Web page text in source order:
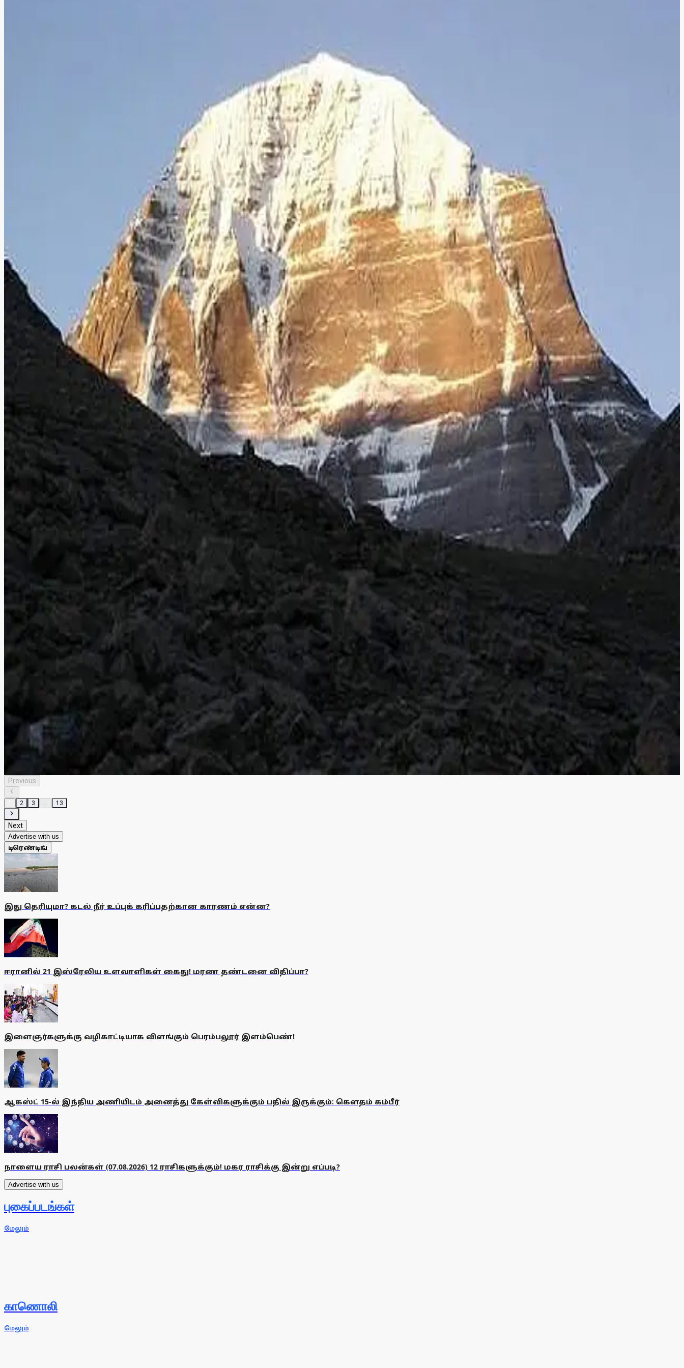
தினமணி இணையதளம் நடத்திய ‘உலக சுற்றுலா தினப்போட்டி’ யில் முதலிடம் பெற்ற வாசகர் முருகானந்தம் சுப்ரமண்யத்தின் சுற்றுலா அனுபவக்கட்டுரை.
தினமணி பொங்கலோ பொங்கல் கலர்ஃபுல் ரங்கோலி போட்டி இறுதிச் சுற்று வெற்றியாளர்கள்!
தினமணி, ஐநாக்ஸ் திரையரங்குடன் இணைந்து நடத்திய ‘பொங்கலோ பொங்கல்’ ரங்கோலி போட்டியின் இறுதிச் சுற்று வெற்றியாளர்கள் லிஸ்ட்...
‘சென்னையின் சமையல் ராணி’ போட்டியாளர்களுக்கு ஒரு முக்கியமான நினைவூட்டல்!
தினமணி இணையதளம் ஃபுடிக்ஸ், கோ ஆப்டெக்ஸ், ப்ரீத்தி, டப்பர் வேர் மற்றும் சிலருடன் இணைந்து நடத்தும் சென்னையின் சமையல் ராணி போட்டியில் கலந்து கொள்ளவிருக்கும் வாசகர்களுக்கு ஒரு
வீராச்சாமியின் விபரீத நிமிடங்கள் (திகில் அனுபவம் - வாககர் கடிதக் கட்டுரை)
தஞ்சாவூர் மாவட்டத்துச் சிறு கிராமத்தில் பிறந்தவரான வீராச்சாமிக்கு அம்மா, அப்பா இல்லை, எல்லாமும் அக்கா... அக்கம்மாவும், அத்தானும் தான்.
Advertise with us
குடியரசு தினவிழா ஏன் கொண்டாடுகிறோம்? வாசகர்களே ஜனவரி மாத காணொளி போட்டிக்கு நீங்க ரெடியா!
நமது சுதந்திர தினவிழாவைக் காட்டிலும் நாம் கூடுதல் சிறப்புடன் கொண்டாடித் தீர்க்க வேண்டியது நமது குடியரசு தினவிழாவைத்தான். ஏன் தெரியுமா?
தினமணி.காம் உலக சுற்றுலா தினப்போட்டியில் வெற்றி பெற்றவர்களுக்கான பரிசளிப்பு நிகழ்வு!
இது கட்டுரையாயிற்றே... அதிலும் தாங்கள் சென்று வந்த சுற்றுலாக்களைப் பற்றி வாசிப்பவர்கள் அனைவரும் ஈர்க்கப்பட்டு அவர்களுக்குள்ளும் சுற்றுலா செல்லும் ஆர்வத்தைத் தூண்டும்படியாகவும்... வாசிக்கத்
திலகா சுந்தரின் மெக்ஸிகோ டூர்... பீதியில் உறைய வைக்கும் ‘கோபா’ மாயன் கோவில் அனுபவங்கள்!
“அப்போகிலிப்டா” (Apoclypta) என்கிற மெல் கிப்ஸனின்ஆங்கிலப் படத்தில் இந்த காட்சிகள் சிறப்பாக காட்டப் பட்டிருக்கும். திகிலும், பிரம்மையும் கலந்த இனம்புரியாத உணர்வுகள் எங்களுக்குள்ளே போட்டி
உலக சுற்றுலா தினப்போட்டியில் 5 ஆம் பரிசு பெற்ற வாசகி மீனாள் தேவராஜனின் சுற்றுலா அனுபவங்கள்!
அடுத்து காதலைப் போற்றும் பிரான்ஸ் நாட்டில் கவின் மிகு நிதிகளில் படகுச் சுற்றுலா மேற்கொண்டோம். இங்குள்ள நதிகள் அதிக ஆர்பாட்டமில்லாது செல்வது போல் தோன்றியது. அதனால் படகுப் பயணங்களும்
சுகமாக இருந்தன.
உலக சுற்றுலாப் போட்டியில் 4 ஆம் பரிசு பெற்ற லண்டன் சுற்றுலா அனுபவக் கட்டுரை!
இப்படியே லண்டன் பெருமை பேசிகொண்டே இருந்தால் அங்கு அனாச்சாரம் என்பதே இல்லையா என்று நீங்கள் கேட்பது என் காதில் கேட்கிறது...
Previous
2 3 ... 13
Next
Advertise with us
டிரெண்டிங்
இது தெரியுமா? கடல் நீர் உப்புக் கரிப்பதற்கான காரணம் என்ன?
ஈரானில் 21 இஸ்ரேலிய உளவாளிகள் கைது! மரண தண்டனை விதிப்பா?
இளைஞர்களுக்கு வழிகாட்டியாக விளங்கும் பெரம்பலூர் இளம்பெண்!
ஆகஸ்ட் 15-ல் இந்திய அணியிடம் அனைத்து கேள்விகளுக்கும் பதில் இருக்கும்: கௌதம் கம்பீர்
நாளைய ராசி பலன்கள் (07.08.2026) 12 ராசிகளுக்கும்! மகர ராசிக்கு இன்று எப்படி?
Advertise with us
புகைப்படங்கள்
மேலும்
காணொலி
மேலும்